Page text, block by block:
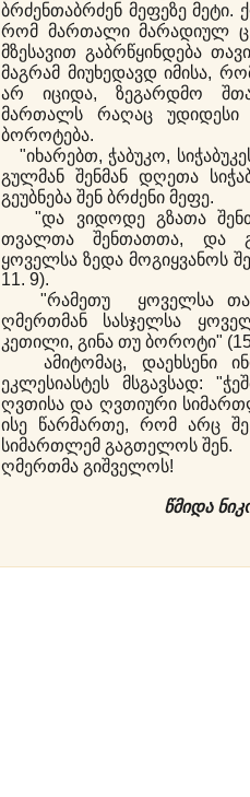
ბრძენთაბრძენ მეფეზე მეტი.
რომ მართალი მარადიულ
მზესავით გაბრწყინდება
მაგრამ მიუხედავდ იმისა,
არ იციდა, ზეგარდმო
მართალს რაღაც
ბოროტება.
"იხარებთ, ჭაბუკო,
გულმან შენმან დღეთა
გეუბნება შენ ბრძენი მეფე.
"და ვიდოდე გზათა
თვალთა შენთათთა, და
ყოველსა ზედა მოგიყვანოს
11. 9).
"რამეთუ ყოველსა
ღმერთმან სასჯელსა
კეთილი, გინა თუ ბოროტი"
ამიტომაც, დაეხსენი
ეკლესიასტეს მსგავსად:
ღვთისა და ღვთიური
ისე წარმართე, რომ არც
სიმართლემ გაგთელოს შენ.
ღმერთმა გიშველოს!
წმიდა